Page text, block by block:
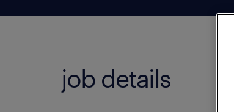
job details